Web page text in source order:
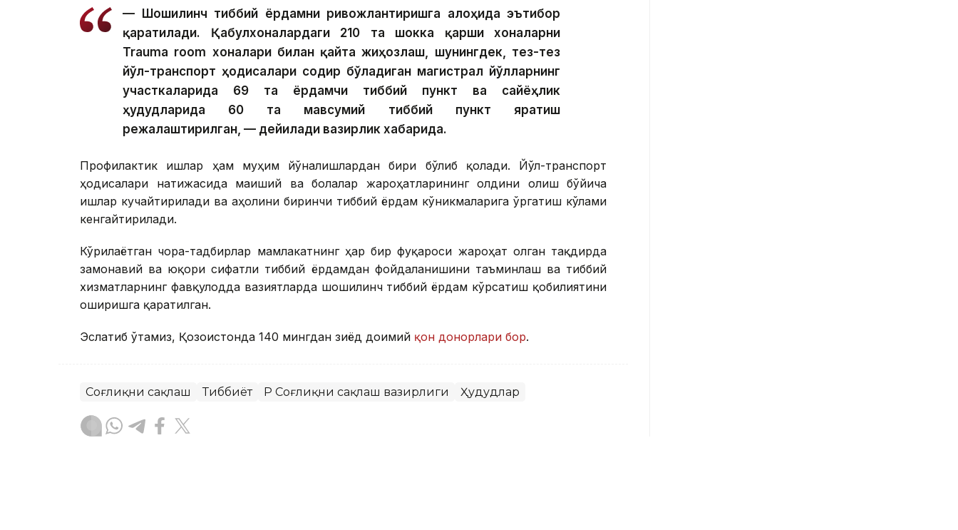
— Шошилинч тиббий ёрдамни ривожлантиришга алоҳида эътибор
қаратилади. Қабулхоналардаги 210 та шокка қарши хоналарни
Trauma room хоналари билан қайта жиҳозлаш, шунингдек, тез-тез
йўл-транспорт ҳодисалари содир бўладиган магистрал йўлларнинг
участкаларида 69 та ёрдамчи тиббий пункт ва сайёҳлик
ҳудудларида 60 та мавсумий тиббий пункт яратиш
режалаштирилган, — дейилади вазирлик хабарида.
Профилактик ишлар ҳам муҳим йўналишлардан бири бўлиб қолади. Йўл-транспорт
ҳодисалари натижасида маиший ва болалар жароҳатларининг олдини олиш бўйича
ишлар кучайтирилади ва аҳолини биринчи тиббий ёрдам кўникмаларига ўргатиш кўлами
кенгайтирилади.
Кўрилаётган чора-тадбирлар мамлакатнинг ҳар бир фуқароси жароҳат олган тақдирда
замонавий ва юқори сифатли тиббий ёрдамдан фойдаланишини таъминлаш ва тиббий
хизматларнинг фавқулодда вазиятларда шошилинч тиббий ёрдам кўрсатиш қобилиятини
оширишга қаратилган.
Эслатиб ўтамиз, Қозоғистонда 140 мингдан зиёд доимий қон донорлари бор.
Соғлиқни сақлаш Тиббиёт ҚР Соғлиқни сақлаш вазирлиги Ҳудудлар